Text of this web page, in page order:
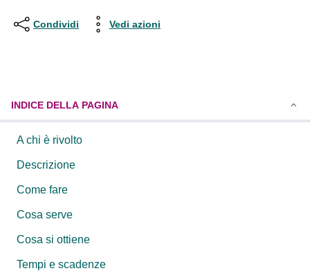
Condividi Vedi azioni
INDICE DELLA PAGINA
A chi è rivolto
Descrizione
Come fare
Cosa serve
Cosa si ottiene
Tempi e scadenze